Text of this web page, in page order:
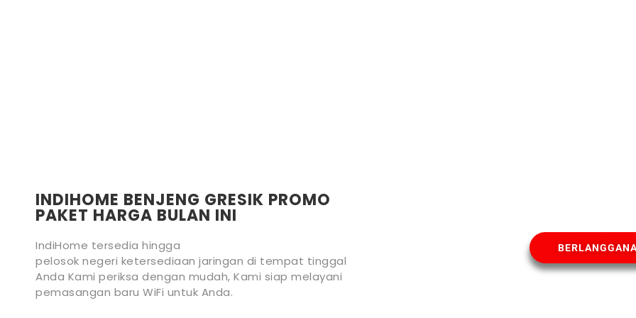
INDIHOME BENJENG GRESIK PROMO
PAKET HARGA BULAN INI
IndiHome tersedia hingga
pelosok negeri ketersediaan jaringan di tempat tinggal
Anda Kami periksa dengan mudah, Kami siap melayani
pemasangan baru WiFi untuk Anda.